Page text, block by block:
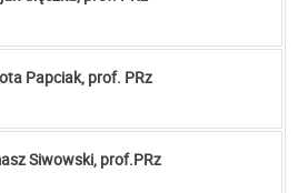
Papciak, prof. PRz
Siwowski, prof.PRz